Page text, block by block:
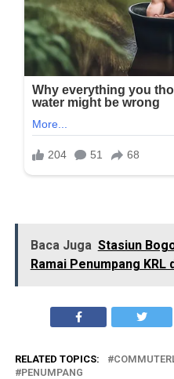
Baca Juga Stasiun
Ramai Penumpang KRL
RELATED TOPICS:
PENUMPANG